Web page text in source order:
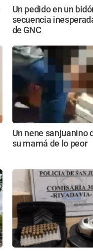
Un pedido en un
secuencia
de GNC
Un nene sanjuanino
su mamá de lo peor